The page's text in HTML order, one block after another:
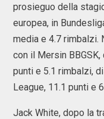
prosieguo della
europea, in
media e 4.7 rimbalzi.
con il Mersin
punti e 5.1 rimbalzi,
League, 11.1 punti e
Jack White, dopo la